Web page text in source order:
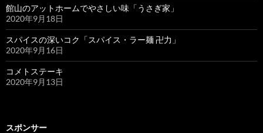
館山のアットホームでやさしい味「うさぎ家」
2020年9月18日
スパイスの深いコク「スパイス・ラー麺 卍力」
2020年9月16日
コメトステーキ
2020年9月13日
スポンサー